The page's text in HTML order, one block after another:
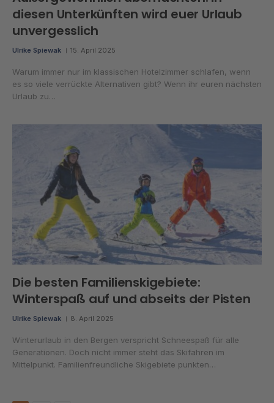
diesen Unterkünften wird euer Urlaub
unvergesslich
Ulrike Spiewak 15. April 2025
Warum immer nur im klassischen Hotelzimmer schlafen, wenn
es so viele verrückte Alternativen gibt? Wenn ihr euren nächsten
Urlaub zu…
Die besten Familienskigebiete:
Winterspaß auf und abseits der Pisten
Ulrike Spiewak 8. April 2025
Winterurlaub in den Bergen verspricht Schneespaß für alle
Generationen. Doch nicht immer steht das Skifahren im
Mittelpunkt. Familienfreundliche Skigebiete punkten…